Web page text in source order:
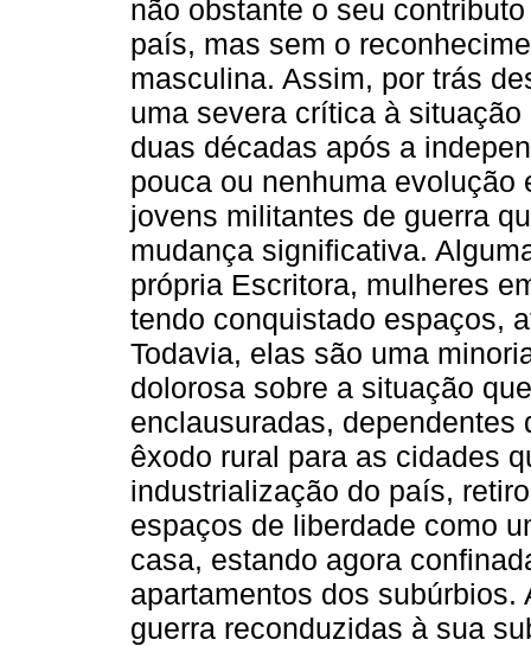
não obstante o seu
país, mas sem o
masculina. Assim, por trás
uma severa crítica à
duas décadas após a
pouca ou nenhuma evolução
jovens militantes de guerra
mudança significativa.
própria Escritora, mulheres
tendo conquistado espaços,
Todavia, elas são uma
dolorosa sobre a situação
enclausuradas, dependentes
êxodo rural para as cidades
industrialização do país,
espaços de liberdade como
casa, estando agora
apartamentos dos
guerra reconduzidas à sua